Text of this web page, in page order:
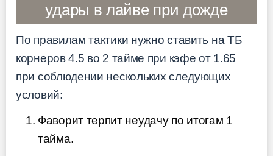
удары в лайве при дожде
По правилам тактики нужно ставить на ТБ
корнеров 4.5 во 2 тайме при кэфе от 1.65
при соблюдении нескольких следующих
условий:
Фаворит терпит неудачу по итогам 1
тайма.